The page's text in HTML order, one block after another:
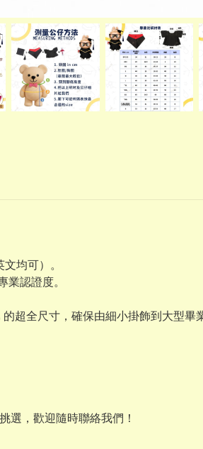
均可）。
認證度。
全尺寸，確保由細小掛飾到大型畢
選，歡迎隨時聯絡我們！